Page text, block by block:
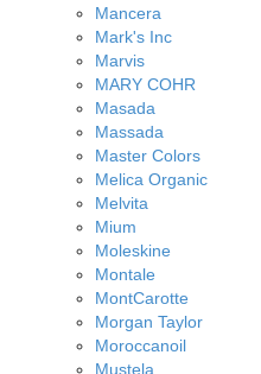
Mancera
Mark's Inc
Marvis
MARY COHR
Masada
Massada
Master Colors
Melica Organic
Melvita
Mium
Moleskine
Montale
MontCarotte
Morgan Taylor
Moroccanoil
Mustela